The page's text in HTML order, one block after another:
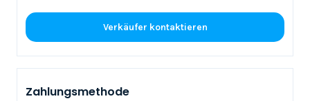
Verkäufer kontaktieren
Zahlungsmethode